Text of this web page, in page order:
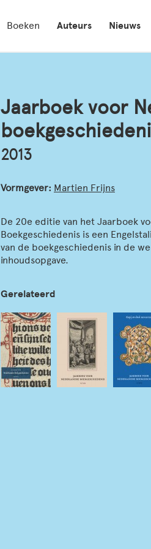
Boeken Auteurs Nieuws
Jaarboek voor
2013
Vormgever: Martien Frijns
De 20e editie van het Jaarboek
Boekgeschiedenis is een
van de boekgeschiedenis in de
inhoudsopgave.
Gerelateerd